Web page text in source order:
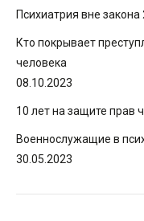
Психиатрия вне закона
Кто покрывает
человека
08.10.2023
10 лет на защите прав
Военнослужащие в
30.05.2023